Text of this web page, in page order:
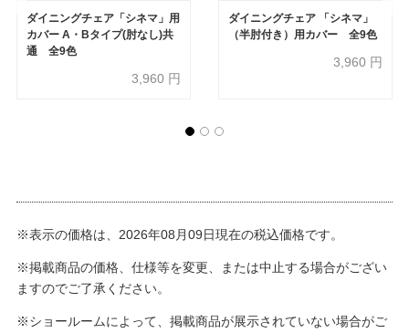
ダイニングチェア「シネマ」用
カバー A・Bタイプ(肘なし)共
通 全9色
3,960 円
ダイニングチェア 「シネマ」
（半肘付き）用カバー 全9色
3,960 円
※表示の価格は、2026年08月09日現在の税込価格です。
※掲載商品の価格、仕様等を変更、または中止する場合がござい
ますのでご了承ください。
※ショールームによって、掲載商品が展示されていない場合がご